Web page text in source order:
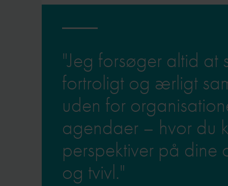
"Jeg forsøger altid at
fortroligt og ærligt
uden for
agendaer – hvor du
perspektiver på dine
og tvivl."